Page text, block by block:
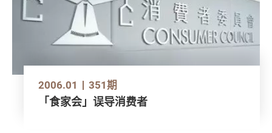
2006.01 351期
「食家会」误导消费者